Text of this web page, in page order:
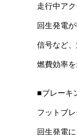
走行中ア
回生発電
信号など
燃費効率を
■ブレーキ
フットブ
回生発電